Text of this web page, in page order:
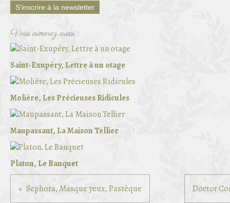
S'inscrire à la newsletter
Vous aimerez aussi :
Saint-Exupéry, Lettre à un otage
Molière, Les Précieuses Ridicules
Maupassant, La Maison Tellier
Platon, Le Banquet
Sephora, Masque yeux, Pastèque Doctor